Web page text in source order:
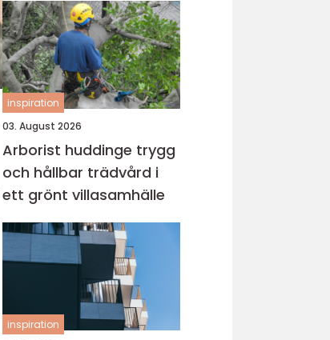
inspiration
03. August 2026
Arborist huddinge trygg
och hållbar trädvård i
ett grönt villasamhälle
inspiration